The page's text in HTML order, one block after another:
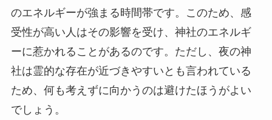
のエネルギーが強まる時間帯です。このため、感
受性が高い人はその影響を受け、神社のエネルギ
ーに惹かれることがあるのです。ただし、夜の神
社は霊的な存在が近づきやすいとも言われている
ため、何も考えずに向かうのは避けたほうがよい
でしょう。